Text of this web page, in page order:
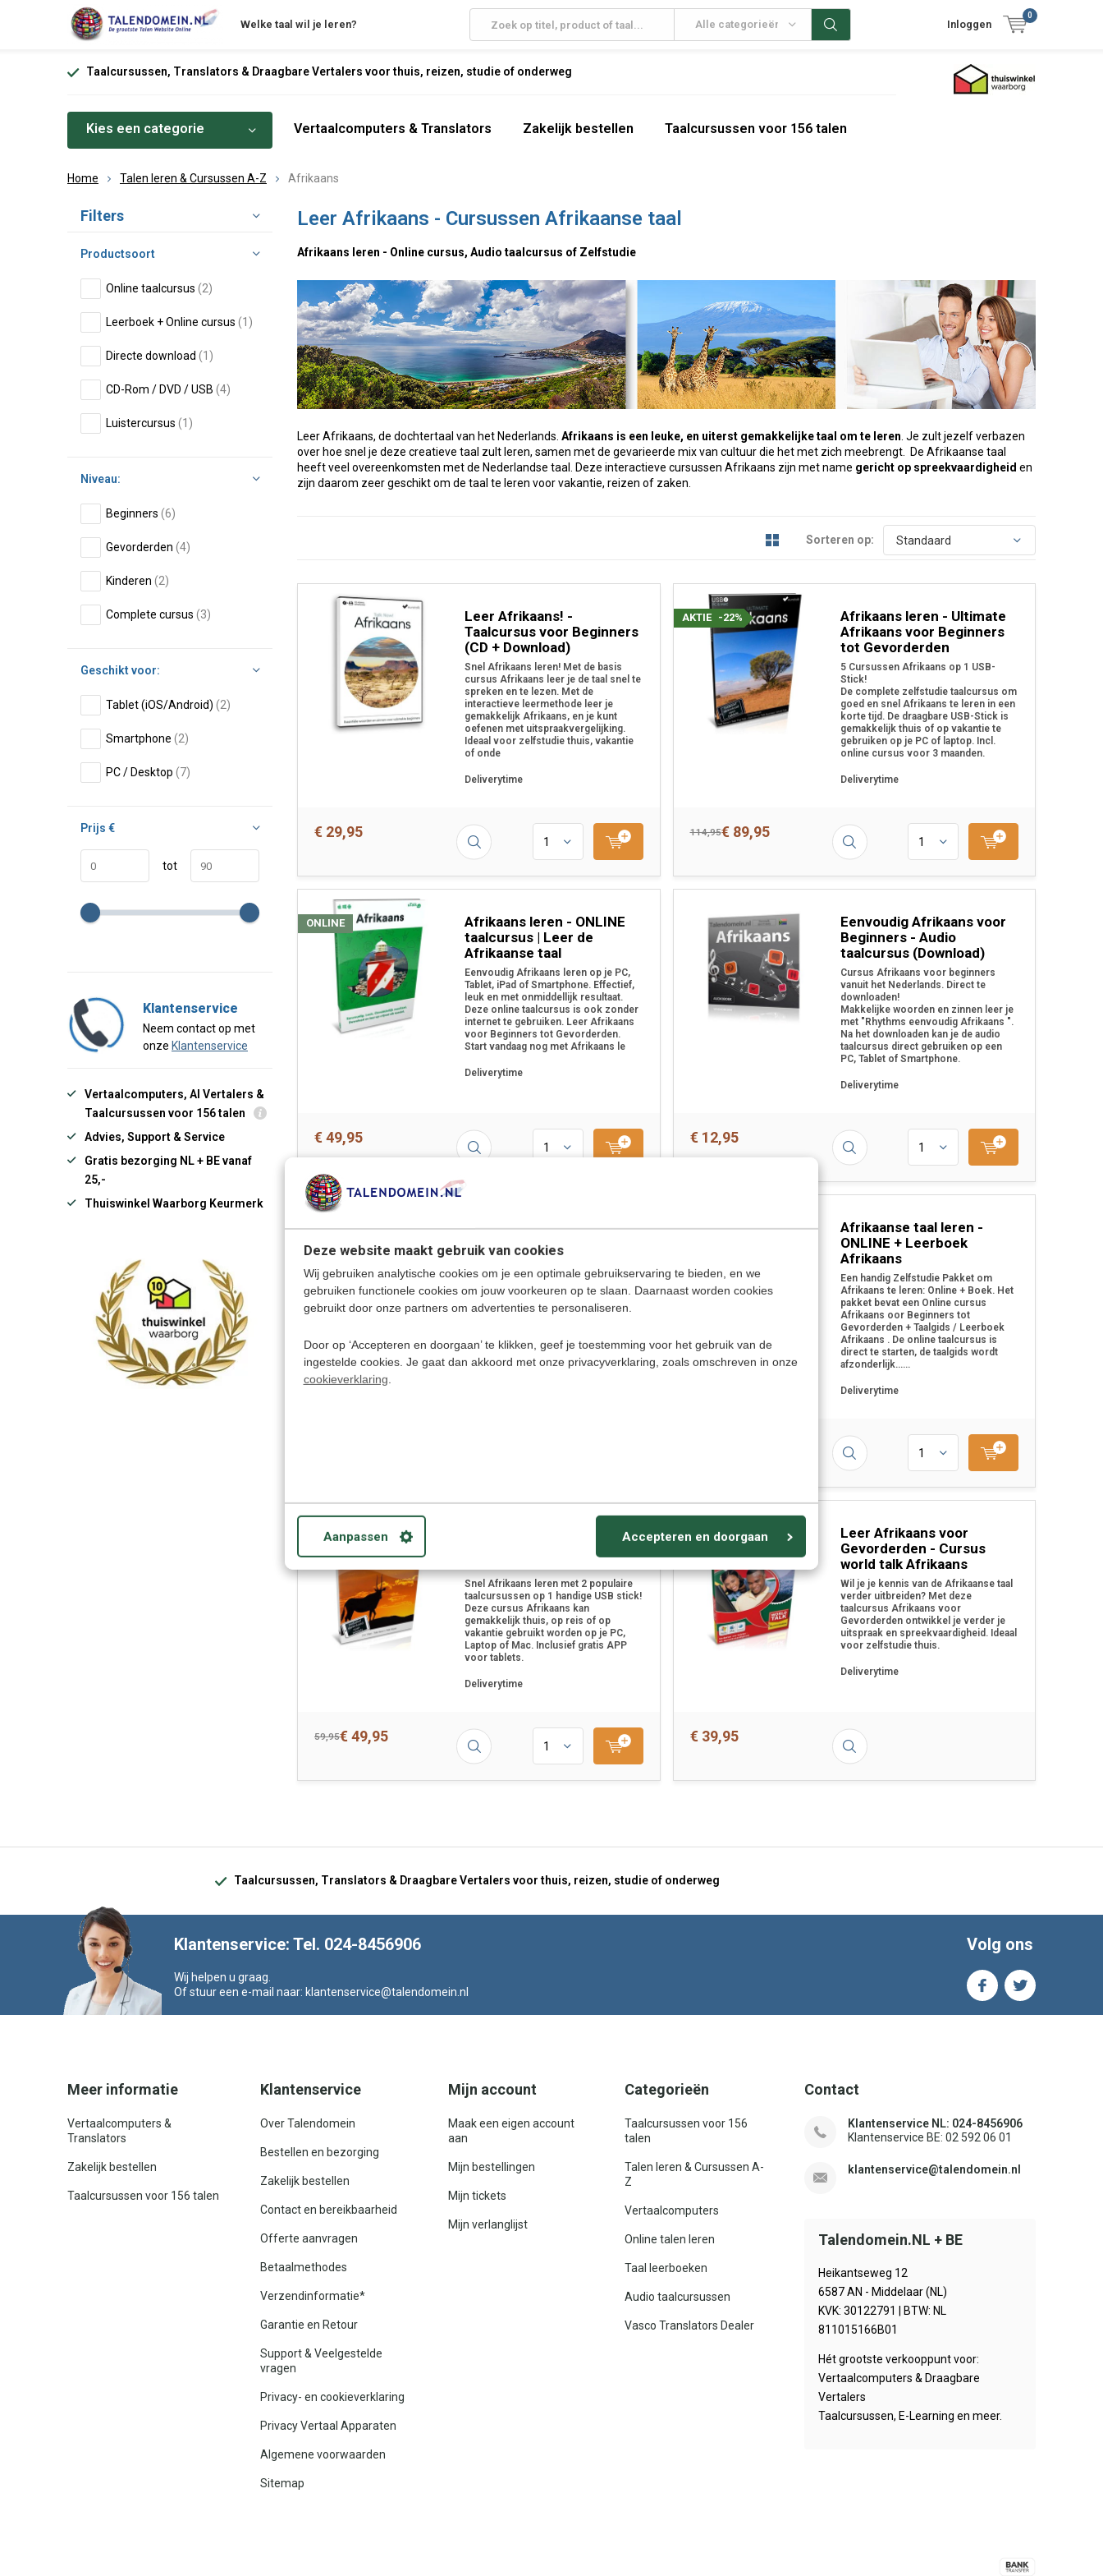
Deze website maakt gebruik van cookies
Wij gebruiken analytische cookies om je een optimale gebruikservaring te bieden, en we
gebruiken functionele cookies om jouw voorkeuren op te slaan. Daarnaast worden cookies
gebruikt door onze partners om advertenties te personaliseren.
Door op ‘Accepteren en doorgaan’ te klikken, geef je toestemming voor het gebruik van de
ingestelde cookies. Je gaat dan akkoord met onze privacyverklaring, zoals omschreven in onze
cookieverklaring
Aanpassen Accepteren en doorgaan
Welke taal wil je leren? Alle categorieën Inloggen
0
Taalcursussen, Translators & Draagbare Vertalers voor thuis, reizen, studie of onderweg
Kies een categorie Vertaalcomputers & Translators Zakelijk bestellen Taalcursussen voor 156 talen
Home Talen leren & Cursussen A-Z Afrikaans
Leer Afrikaans - Cursussen Afrikaanse taal
Afrikaans leren - Online cursus, Audio taalcursus of Zelfstudie
Leer Afrikaans, de dochtertaal van het Nederlands. Afrikaans is een leuke, en uiterst gemakkelijke taal om te leren . Je zult jezelf verbazen
over hoe snel je deze creatieve taal zult leren, samen met de gevarieerde mix van cultuur die het met zich meebrengt. De Afrikaanse taal
heeft veel overeenkomsten met de Nederlandse taal. Deze interactieve cursussen Afrikaans zijn met name gericht op spreekvaardigheid en
zijn daarom zeer geschikt om de taal te leren voor vakantie, reizen of zaken.
Sorteren op:
Leer Afrikaans! -
Taalcursus voor Beginners
(CD + Download)
Snel Afrikaans leren! Met de basis
cursus Afrikaans leer je de taal snel te
spreken en te lezen. Met de
interactieve leermethode leer je
gemakkelijk Afrikaans, en je kunt
oefenen met uitspraakvergelijking.
Ideaal voor zelfstudie thuis, vakantie
of onde
Deliverytime
€ 29,95
Afrikaans leren - Ultimate
Afrikaans voor Beginners
tot Gevorderden
5 Cursussen Afrikaans op 1 USB-
Stick!
De complete zelfstudie taalcursus om
goed en snel Afrikaans te leren in een
korte tijd. De draagbare USB-Stick is
gemakkelijk thuis of op vakantie te
gebruiken op je PC of laptop. Incl.
online cursus voor 3 maanden.
Deliverytime
-22%
AKTIE
114,95€ 89,95
Afrikaans leren - ONLINE
taalcursus | Leer de
Afrikaanse taal
Eenvoudig Afrikaans leren op je PC,
Tablet, iPad of Smartphone. Effectief,
leuk en met onmiddellijk resultaat.
Deze online taalcursus is ook zonder
internet te gebruiken. Leer Afrikaans
voor Beginners tot Gevorderden.
Start vandaag nog met Afrikaans le
Deliverytime
ONLINE
€ 49,95
Eenvoudig Afrikaans voor
Beginners - Audio
taalcursus (Download)
Cursus Afrikaans voor beginners
vanuit het Nederlands. Direct te
downloaden!
Makkelijke woorden en zinnen leer je
met "Rhythms eenvoudig Afrikaans ".
Na het downloaden kan je de audio
taalcursus direct gebruiken op een
PC, Tablet of Smartphone.
Deliverytime
€ 12,95
Afrikaans voor kinderen -
Woordentrainer Afrikaans
speciaal bedoeld voor kinderen en
peuters in de leeftijd van 4 - 12 jaar,
maar ook geschikt voor ouders en
leraren om te helpen de basis van de
Deliverytime
Afrikaanse taal leren -
ONLINE + Leerboek
Afrikaans
Een handig Zelfstudie Pakket om
Afrikaans te leren: Online + Boek. Het
pakket bevat een Online cursus
Afrikaans oor Beginners tot
Gevorderden + Taalgids / Leerboek
Afrikaans . De online taalcursus is
direct te starten, de taalgids wordt
afzonderlijk......
Deliverytime
COMPLEET
Snel Afrikaans leren met 2 populaire
taalcursussen op 1 handige USB stick!
Deze cursus Afrikaans kan
gemakkelijk thuis, op reis of op
vakantie gebruikt worden op je PC,
Laptop of Mac. Inclusief gratis APP
voor tablets.
Deliverytime
-17%
AKTIE
59,95€ 49,95
Leer Afrikaans voor
Gevorderden - Cursus
world talk Afrikaans
Wil je je kennis van de Afrikaanse taal
verder uitbreiden? Met deze
taalcursus Afrikaans voor
Gevorderden ontwikkel je verder je
uitspraak en spreekvaardigheid. Ideaal
voor zelfstudie thuis.
Deliverytime
€ 39,95
Sorteren op:
Filters
Productsoort
Online taalcursus (2)
Leerboek + Online cursus (1)
Directe download (1)
CD-Rom / DVD / USB (4)
Luistercursus (1)
Niveau:
Beginners (6)
Gevorderden (4)
Kinderen (2)
Complete cursus (3)
Geschikt voor:
Tablet (iOS/Android) (2)
Smartphone (2)
PC / Desktop (7)
Prijs €
tot
Klantenservice
Neem contact op met
onze Klantenservice
Vertaalcomputers, AI Vertalers &
Taalcursussen voor 156 talen
Advies, Support & Service
Gratis bezorging NL + BE vanaf
25,-
Thuiswinkel Waarborg Keurmerk
Taalcursussen, Translators & Draagbare Vertalers voor thuis, reizen, studie of onderweg
Klantenservice: Tel. 024-8456906
Wij helpen u graag.
Of stuur een e-mail naar: klantenservice@talendomein.nl
Volg ons
Meer informatie
Vertaalcomputers &
Translators
Zakelijk bestellen
Taalcursussen voor 156 talen
Klantenservice
Over Talendomein
Bestellen en bezorging
Zakelijk bestellen
Contact en bereikbaarheid
Offerte aanvragen
Betaalmethodes
Verzendinformatie*
Garantie en Retour
Support & Veelgestelde
vragen
Privacy- en cookieverklaring
Privacy Vertaal Apparaten
Algemene voorwaarden
Sitemap
Mijn account
Maak een eigen account
aan
Mijn bestellingen
Mijn tickets
Mijn verlanglijst
Categorieën
Taalcursussen voor 156
talen
Talen leren & Cursussen A-
Z
Vertaalcomputers
Online talen leren
Taal leerboeken
Audio taalcursussen
Vasco Translators Dealer
Contact
Klantenservice NL: 024-8456906
Klantenservice BE: 02 592 06 01
klantenservice@talendomein.nl
Talendomein.NL + BE
Heikantseweg 12
6587 AN - Middelaar (NL)
KVK: 30122791 | BTW: NL
811015166B01
Hét grootste verkooppunt voor:
Vertaalcomputers & Draagbare
Vertalers
Taalcursussen, E-Learning en meer.